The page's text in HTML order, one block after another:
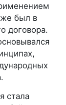
был в
договора.
стала